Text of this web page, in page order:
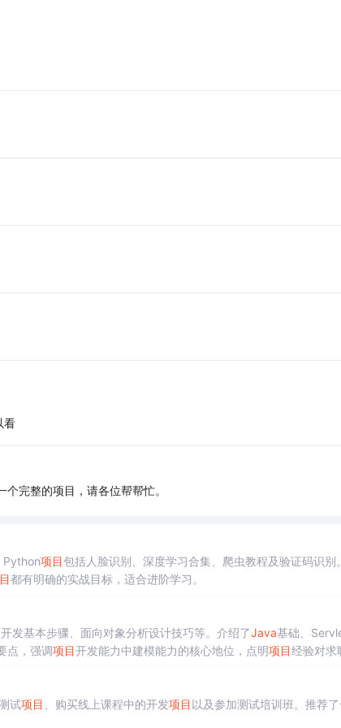
看
完整的项目，请各位帮帮忙。
Python项目包括人脸识别、深度学习合集、爬虫教程及验证码识别。
都有明确的实战目标，适合进阶学习。
开发基本步骤、面向对象分析设计技巧等。介绍了Java基础、
点，强调项目开发能力中建模能力的核心地位，点明项目经验对求
试项目 、购买线上课程中的开发项目以及参加测试培训班。推荐